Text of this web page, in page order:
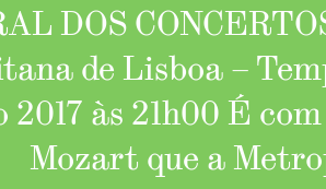
DOS
de Lisboa –
2017 às 21h00 É
Mozart que a